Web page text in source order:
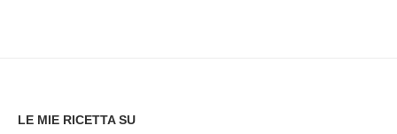
LE MIE RICETTA SU